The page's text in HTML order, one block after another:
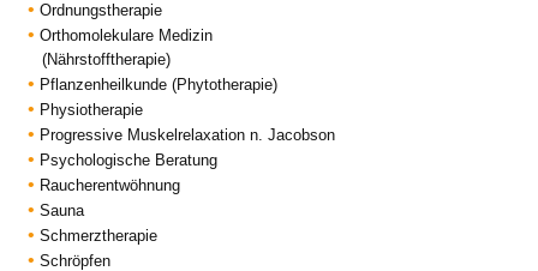
Ordnungstherapie
Orthomolekulare Medizin
(Nährstofftherapie)
Pflanzenheilkunde (Phytotherapie)
Physiotherapie
Progressive Muskelrelaxation n. Jacobson
Psychologische Beratung
Raucherentwöhnung
Sauna
Schmerztherapie
Schröpfen